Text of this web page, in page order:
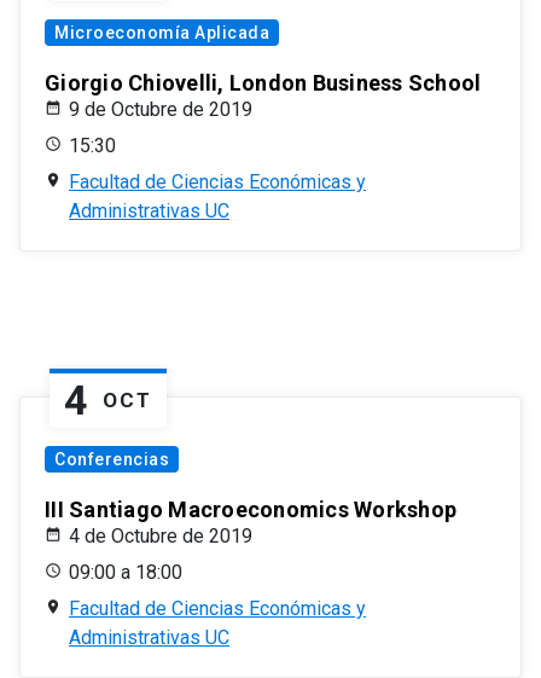
Microeconomía Aplicada
Giorgio Chiovelli, London Business School
9 de Octubre de 2019
15:30
Facultad de Ciencias Económicas y
Administrativas UC
4 OCT
Conferencias
III Santiago Macroeconomics Workshop
4 de Octubre de 2019
09:00 a 18:00
Facultad de Ciencias Económicas y
Administrativas UC